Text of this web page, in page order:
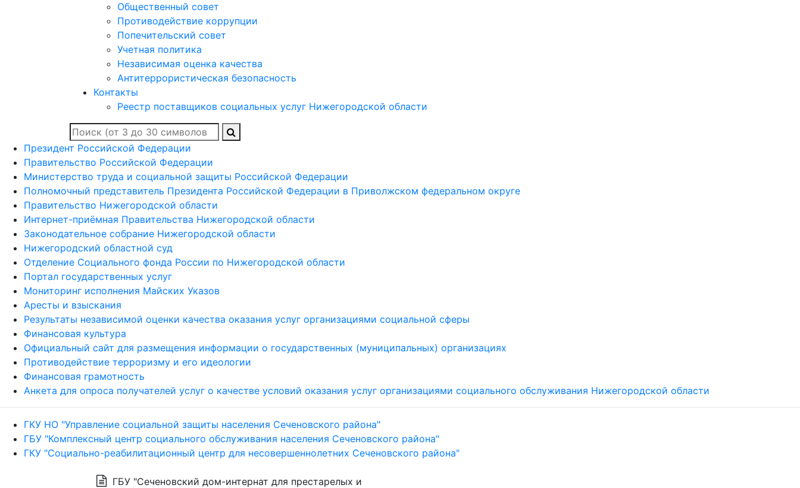
Общественный совет
Противодействие коррупции
Попечительский совет
Учетная политика
Независимая оценка качества
Антитеррористическая безопасность
Контакты
Реестр поставщиков социальных услуг Нижегородской области
Президент Российской Федерации
Правительство Российской Федерации
Министерство труда и социальной защиты Российской Федерации
Полномочный представитель Президента Российской Федерации в Приволжском федеральном округе
Правительство Нижегородской области
Интернет-приёмная Правительства Нижегородской области
Законодательное собрание Нижегородской области
Нижегородский областной суд
Отделение Социального фонда России по Нижегородской области
Портал государственных услуг
Мониторинг исполнения Майских Указов
Аресты и взыскания
Результаты независимой оценки качества оказания услуг организациями социальной сферы
Финансовая культура
Официальный сайт для размещения информации о государственных (муниципальных) организациях
Противодействие терроризму и его идеологии
Финансовая грамотность
Анкета для опроса получателей услуг о качестве условий оказания услуг организациями социального обслуживания Нижегородской области
ГКУ НО "Управление социальной защиты населения Сеченовского района"
ГБУ "Комплексный центр социального обслуживания населения Сеченовского района"
ГКУ "Социально-реабилитационный центр для несовершеннолетних Сеченовского района"
ГБУ "Сеченовский дом-интернат для престарелых и